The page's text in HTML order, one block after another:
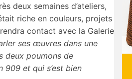
deux semaines d’ateliers,
riche en couleurs, projets
contact avec la Galerie
ses œuvres dans une
deux poumons de
909 et qui s’est bien